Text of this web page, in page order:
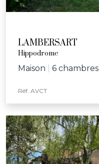
LAMBERSART
Hippodrome
Maison 6 chambres
Réf. AVCT